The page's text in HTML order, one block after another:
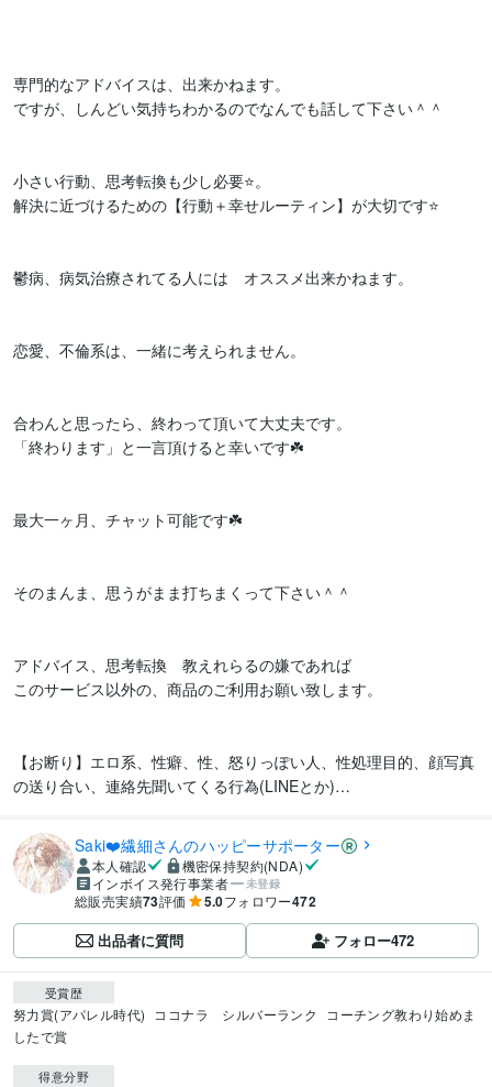
専門的なアドバイスは、出来かねます。
ですが、しんどい気持ちわかるのでなんでも話して下さい＾＾
小さい行動、思考転換も少し必要⭐️。
解決に近づけるための【行動＋幸せルーティン】が大切です⭐️
鬱病、病気治療されてる人には　オススメ出来かねます。
恋愛、不倫系は、一緒に考えられません。
合わんと思ったら、終わって頂いて大丈夫です。
「終わります」と一言頂けると幸いです☘️
最大一ヶ月、チャット可能です☘️
そのまんま、思うがまま打ちまくって下さい＾＾
アドバイス、思考転換　教えれらるの嫌であれば
このサービス以外の、商品のご利用お願い致します。
【お断り】エロ系、性癖、性、怒りっぽい人、性処理目的、顔写真
の送り合い、連絡先聞いてくる行為(LINEとか)…
Saki❤️繊細さんのハッピーサポーター
本人確認
機密保持契約(NDA)
インボイス発行事業者
未登録
総販売実績73評価 5.0フォロワー472
出品者に質問 フォロー472
受賞歴
努力賞(アパレル時代) ココナラ　シルバーランク
コーチング教わり始めま
したで賞
得意分野